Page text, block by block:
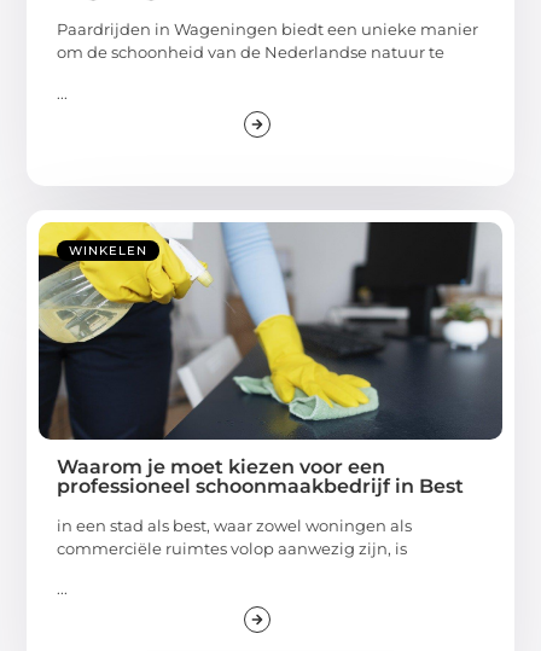
Paardrijden in Wageningen biedt een unieke manier
om de schoonheid van de Nederlandse natuur te
...
WINKELEN
Waarom je moet kiezen voor een
professioneel schoonmaakbedrijf in Best
in een stad als best, waar zowel woningen als
commerciële ruimtes volop aanwezig zijn, is
...